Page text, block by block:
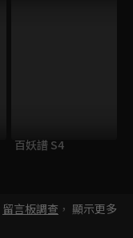
百妖譜 S4
留言板調查 ， 顯示更多